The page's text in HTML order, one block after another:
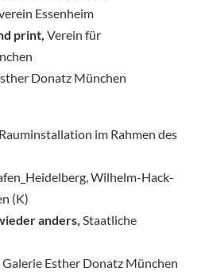
Essenheim
print, Verein für
Donatz München
Rauminstallation im Rahmen des
Wilhelm-Hack-
(K)
anders, Staatliche
Galerie Esther Donatz München